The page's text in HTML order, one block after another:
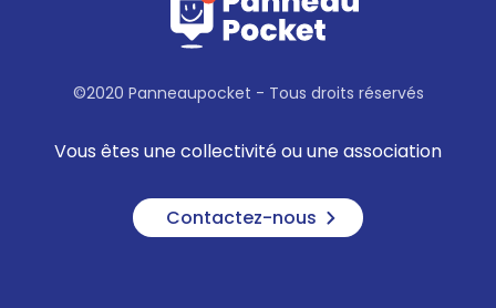
©2020 Panneaupocket - Tous droits réservés
Vous êtes une collectivité ou une association
Contactez-nous